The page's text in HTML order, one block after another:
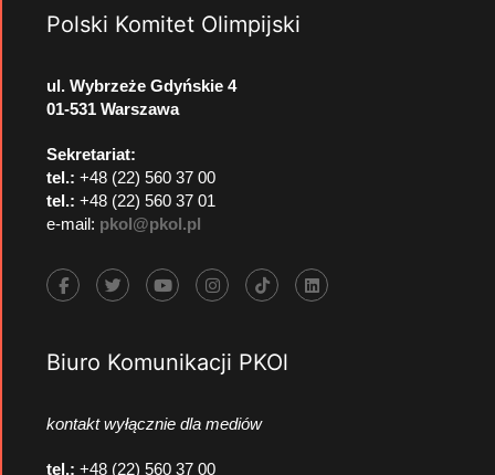
Polski Komitet Olimpijski
ul. Wybrzeże Gdyńskie 4
01-531 Warszawa
Sekretariat:
tel.: +48 (22) 560 37 00
tel.: +48 (22) 560 37 01
e-mail: pkol@pkol.pl
Biuro Komunikacji PKOl
kontakt wyłącznie dla mediów
tel.: +48 (22) 560 37 00